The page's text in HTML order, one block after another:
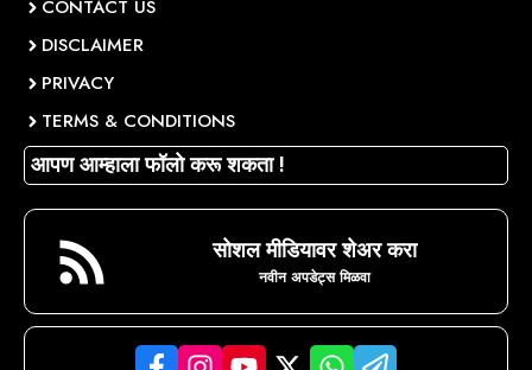
CONTACT US
DISCLAIMER
PRIVACY
TERMS & CONDITIONS
आपण आम्हाला फॉलो करू शकता !
सोशल मीडियावर शेअर करा
नवीन अपडेट्स मिळवा